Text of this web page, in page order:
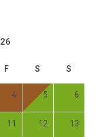
F S S
4 5 6
11 12 13